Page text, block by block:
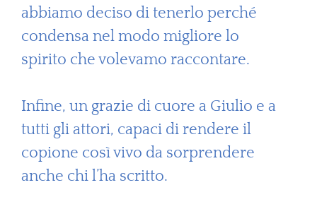
abbiamo deciso di tenerlo perché
condensa nel modo migliore lo
spirito che volevamo raccontare.
Infine, un grazie di cuore a Giulio e a
tutti gli attori, capaci di rendere il
copione così vivo da sorprendere
anche chi l’ha scritto.